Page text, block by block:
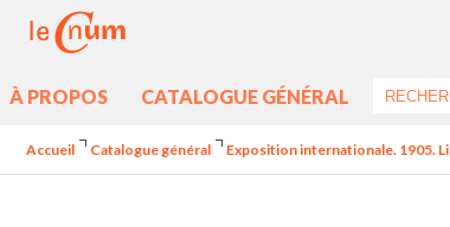
À PROPOS CATALOGUE GÉNÉRAL
Accueil Catalogue général Exposition internationale. 1905.